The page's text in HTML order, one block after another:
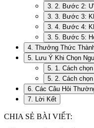
3. 2. Bước 2:
3. 3. Bước 3:
3. 4. Bước 4:
3. 5. Bước 5:
4. Thưởng Thức
5. Lưu Ý Khi Chọn
5. 1. Cách
5. 2. Cách
6. Các Câu Hỏi
7. Lời Kết
CHIA SẺ BÀI VIẾT: